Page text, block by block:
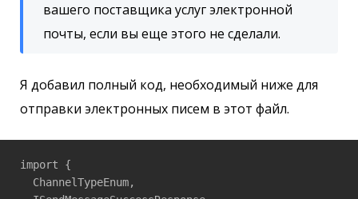
вашего поставщика услуг электронной
почты, если вы еще этого не сделали.
Я добавил полный код, необходимый ниже для
отправки электронных писем в этот файл.
import {
  ChannelTypeEnum,